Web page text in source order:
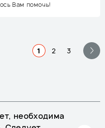
Вам помочь!
1 2 3
необходима